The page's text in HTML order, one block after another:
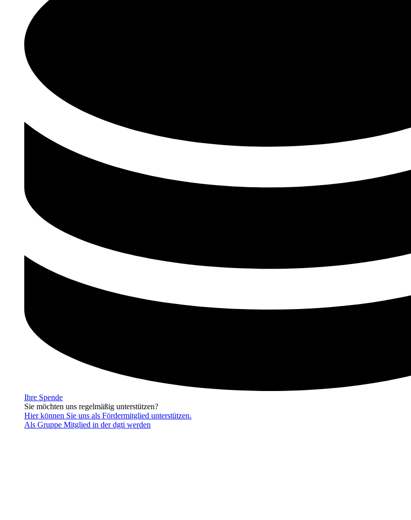
Ihre Spende
Sie möchten uns regelmäßig unterstützen?
Hier können Sie uns als Fördermitglied unterstützen.
Als Gruppe Mitglied in der dgti werden